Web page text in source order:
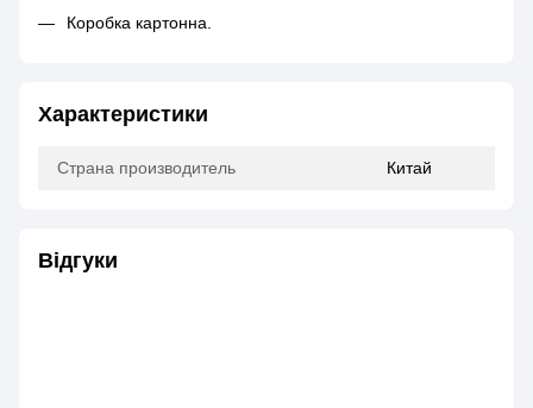
Коробка картонна.
Характеристики
Страна производитель Китай
Відгуки